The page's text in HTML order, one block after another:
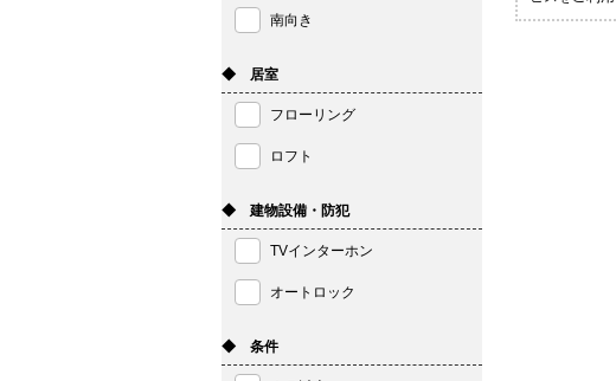
南向き
◆ 居室
フローリング
ロフト
◆ 建物設備・防犯
TVインターホン
オートロック
◆ 条件